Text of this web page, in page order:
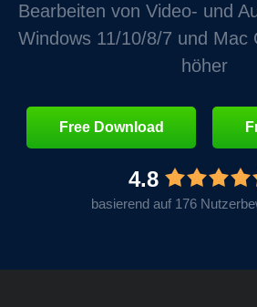
Bearbeiten von Video‑ und
Windows 11/10/8/7 und Mac
höher
Free Download
4.8
basierend auf 176